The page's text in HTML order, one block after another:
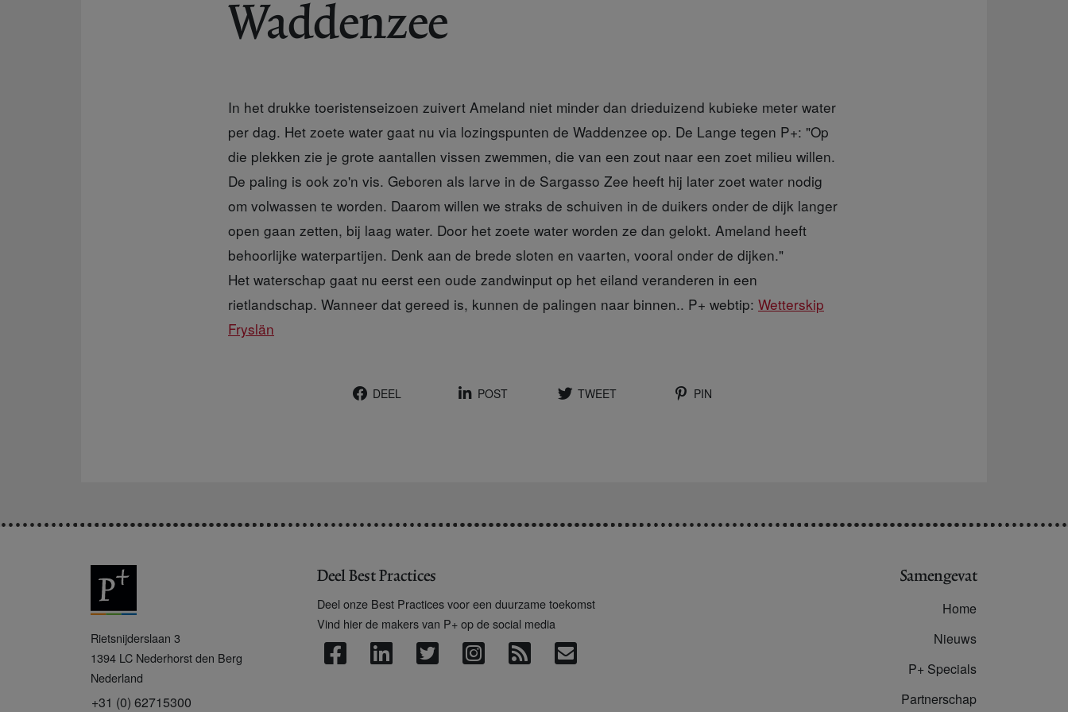
Waddenzee
In het drukke toeristenseizoen zuivert Ameland niet minder dan drieduizend kubieke meter water
per dag. Het zoete water gaat nu via lozingspunten de Waddenzee op. De Lange tegen P+: "Op
die plekken zie je grote aantallen vissen zwemmen, die van een zout naar een zoet milieu willen.
De paling is ook zo'n vis. Geboren als larve in de Sargasso Zee heeft hij later zoet water nodig
om volwassen te worden. Daarom willen we straks de schuiven in de duikers onder de dijk langer
open gaan zetten, bij laag water. Door het zoete water worden ze dan gelokt. Ameland heeft
behoorlijke waterpartijen. Denk aan de brede sloten en vaarten, vooral onder de dijken."
Het waterschap gaat nu eerst een oude zandwinput op het eiland veranderen in een
rietlandschap. Wanneer dat gereed is, kunnen de palingen naar binnen.. P+ webtip: Wetterskip
Fryslän
DEEL POST TWEET PIN
+
Rietsnijderslaan 3
1394 LC Nederhorst den Berg
Nederland
+31 (0) 62715300
Deel Best Practices
Deel onze Best Practices voor een duurzame toekomst
Vind hier de makers van P+ op de social media
Samengevat
Home
Nieuws
P+ Specials
Partnerschap